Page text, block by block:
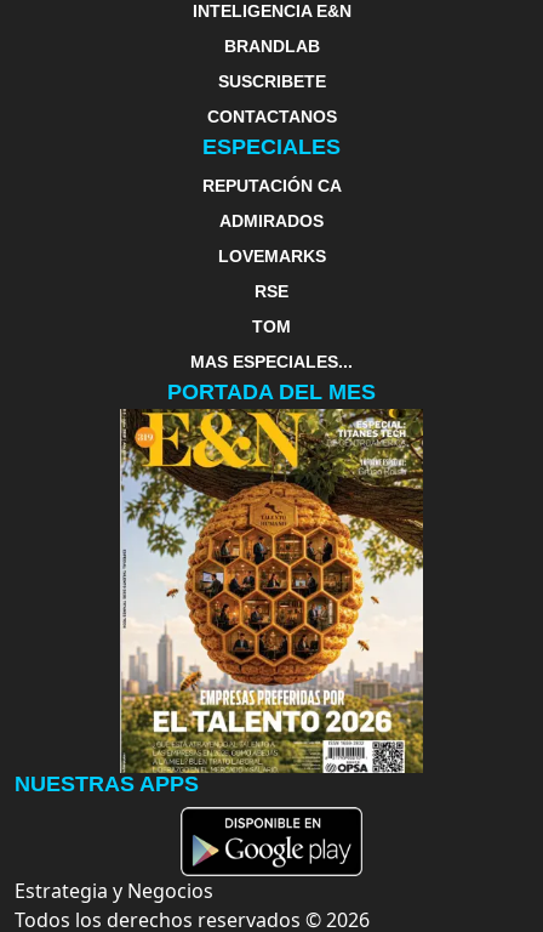
INTELIGENCIA E&N
BRANDLAB
SUSCRIBETE
CONTACTANOS
ESPECIALES
REPUTACIÓN CA
ADMIRADOS
LOVEMARKS
RSE
TOM
MAS ESPECIALES...
PORTADA DEL MES
NUESTRAS APPS
Estrategia y Negocios
Todos los derechos reservados ©2026